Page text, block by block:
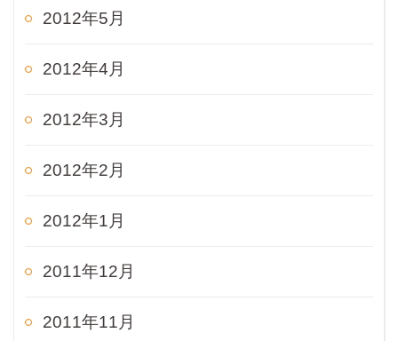
2012年5月
2012年4月
2012年3月
2012年2月
2012年1月
2011年12月
2011年11月